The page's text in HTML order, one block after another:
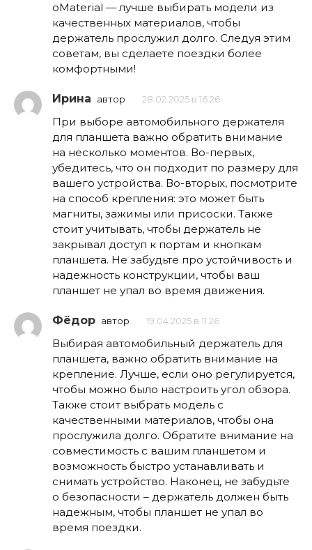
оMaterial — лучше выбирать модели из
качественных материалов, чтобы
держатель прослужил долго. Следуя этим
советам, вы сделаете поездки более
комфортными!
Ирина автор 28.02.2025 в 16:26
При выборе автомобильного держателя
для планшета важно обратить внимание
на несколько моментов. Во-первых,
убедитесь, что он подходит по размеру для
вашего устройства. Во-вторых, посмотрите
на способ крепления: это может быть
магниты, зажимы или присоски. Также
стоит учитывать, чтобы держатель не
закрывал доступ к портам и кнопкам
планшета. Не забудьте про устойчивость и
надежность конструкции, чтобы ваш
планшет не упал во время движения.
Фёдор автор 19.04.2025 в 11:26
Выбирая автомобильный держатель для
планшета, важно обратить внимание на
крепление. Лучше, если оно регулируется,
чтобы можно было настроить угол обзора.
Также стоит выбрать модель с
качественными материалов, чтобы она
прослужила долго. Обратите внимание на
совместимость с вашим планшетом и
возможность быстро устанавливать и
снимать устройство. Наконец, не забудьте
о безопасности – держатель должен быть
надежным, чтобы планшет не упал во
время поездки.